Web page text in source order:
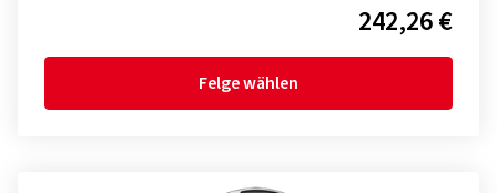
242,26 €
Felge wählen